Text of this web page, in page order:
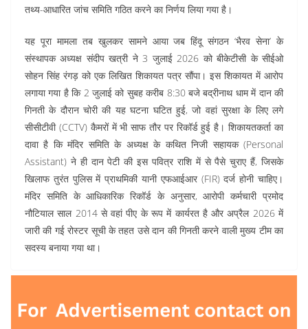
तथ्य-आधारित जांच समिति गठित करने का निर्णय लिया गया है।
यह पूरा मामला तब खुलकर सामने आया जब हिंदू संगठन ‘भैरव सेना’ के
संस्थापक अध्यक्ष संदीप खत्री ने 3 जुलाई 2026 को बीकेटीसी के सीईओ
सोहन सिंह रंगड़ को एक लिखित शिकायत पत्र सौंपा। इस शिकायत में आरोप
लगाया गया है कि 2 जुलाई को सुबह करीब 8:30 बजे बद्रीनाथ धाम में दान की
गिनती के दौरान चोरी की यह घटना घटित हुई, जो वहां सुरक्षा के लिए लगे
सीसीटीवी (CCTV) कैमरों में भी साफ तौर पर रिकॉर्ड हुई है। शिकायतकर्ता का
दावा है कि मंदिर समिति के अध्यक्ष के कथित निजी सहायक (Personal
Assistant) ने ही दान पेटी की इस पवित्र राशि में से पैसे चुराए हैं, जिसके
खिलाफ तुरंत पुलिस में प्राथमिकी यानी एफआईआर (FIR) दर्ज होनी चाहिए।
मंदिर समिति के आधिकारिक रिकॉर्ड के अनुसार, आरोपी कर्मचारी प्रमोद
नौटियाल साल 2014 से वहां पीए के रूप में कार्यरत है और अप्रैल 2026 में
जारी की गई रोस्टर सूची के तहत उसे दान की गिनती करने वाली मुख्य टीम का
सदस्य बनाया गया था।